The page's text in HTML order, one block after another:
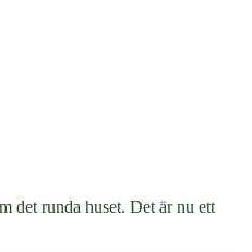
det runda huset. Det är nu ett